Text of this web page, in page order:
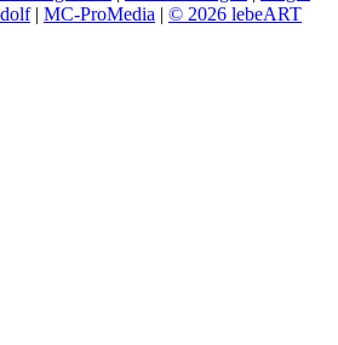
| MC-ProMedia | © 2026 lebeART